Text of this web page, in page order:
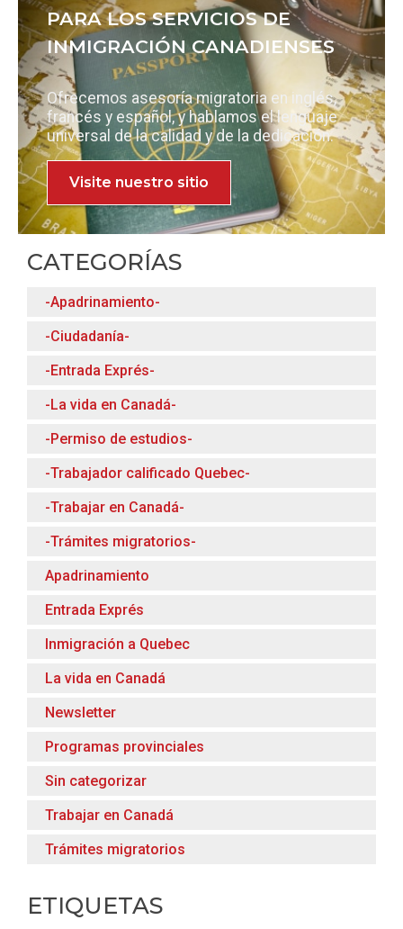
PARA LOS SERVICIOS DE
INMIGRACIÓN CANADIENSES
Ofrecemos asesoría migratoria en inglés,
francés y español, y hablamos el lenguaje
universal de la calidad y de la dedicación.
Visite nuestro sitio
CATEGORÍAS
-Apadrinamiento-
-Ciudadanía-
-Entrada Exprés-
-La vida en Canadá-
-Permiso de estudios-
-Trabajador calificado Quebec-
-Trabajar en Canadá-
-Trámites migratorios-
Apadrinamiento
Entrada Exprés
Inmigración a Quebec
La vida en Canadá
Newsletter
Programas provinciales
Sin categorizar
Trabajar en Canadá
Trámites migratorios
ETIQUETAS